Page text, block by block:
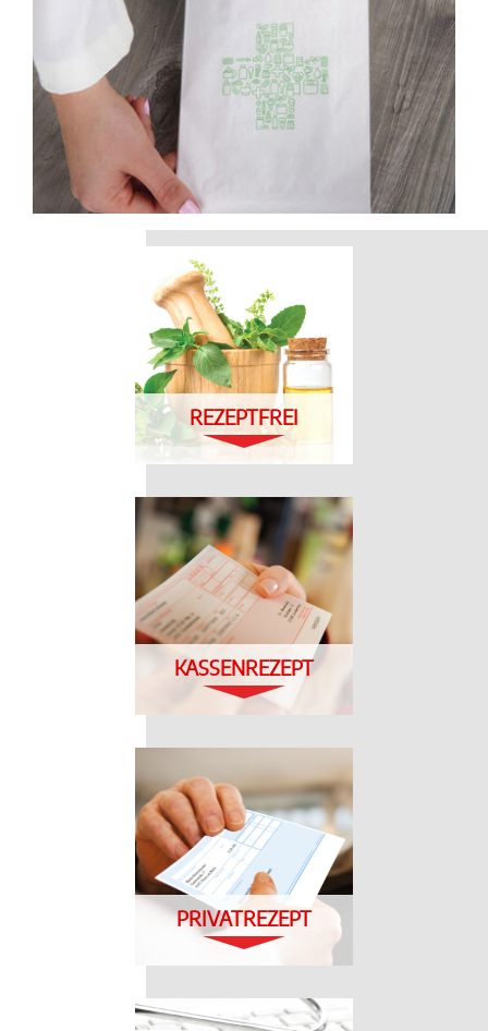
REZEPTFREI
KASSENREZEPT
PRIVATREZEPT